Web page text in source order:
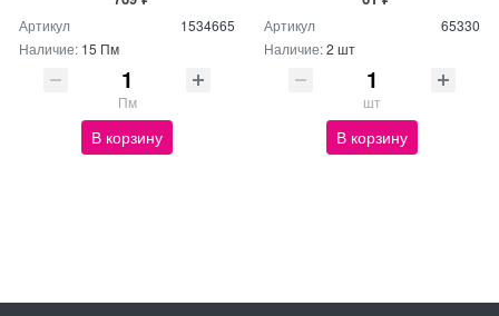
Артикул
1534665
Наличие: 15 Пм
Пм
В корзину
Артикул
65330
Наличие:2 шт
шт
В корзину